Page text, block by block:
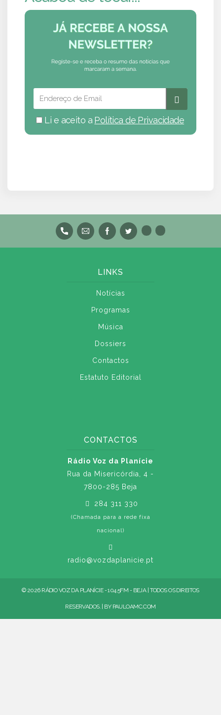
Li e aceito a Política de Privacidade
LINKS
Notícias
Programas
Música
Dossiers
Contactos
Estatuto Editorial
CONTACTOS
Rádio Voz da Planície
Rua da Misericórdia, 4 -
7800-285 Beja
284 311 330
(Chamada para a rede fixa
nacional)
radio@vozdaplanicie.pt
© 2026 RÁDIO VOZ DA PLANÍCIE - 104.5FM - BEJA | TODOS OS DIREITOS
RESERVADOS. | BY PAULOAMC.COM